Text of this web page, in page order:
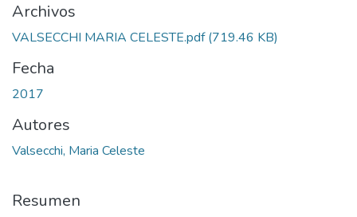
Archivos
VALSECCHI MARIA CELESTE.pdf(719.46 KB)
Fecha
2017
Autores
Valsecchi, Maria Celeste
Resumen